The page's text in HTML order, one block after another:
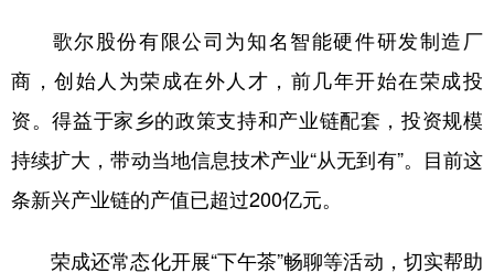
歌尔股份有限公司为知名智能硬件研发制造厂
商，创始人为荣成在外人才，前几年开始在荣成投
资。得益于家乡的政策支持和产业链配套，投资规模
持续扩大，带动当地信息技术产业“从无到有”。目前这
条新兴产业链的产值已超过200亿元。
荣成还常态化开展“下午茶”畅聊等活动，切实帮助